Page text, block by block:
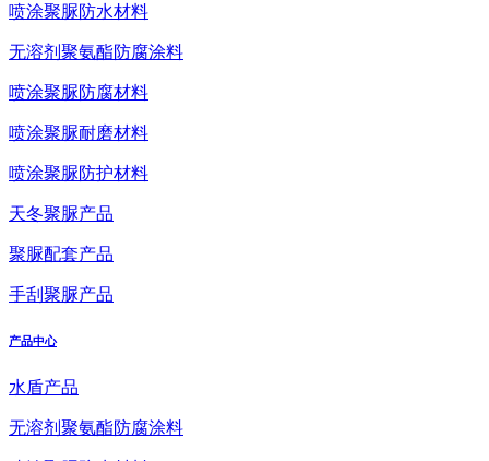
喷涂聚脲防水材料
无溶剂聚氨酯防腐涂料
喷涂聚脲防腐材料
喷涂聚脲耐磨材料
喷涂聚脲防护材料
天冬聚脲产品
聚脲配套产品
手刮聚脲产品
产品中心
水盾产品
无溶剂聚氨酯防腐涂料